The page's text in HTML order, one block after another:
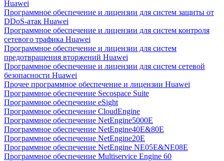
Huawei
Программное обеспечение и лицензии для систем защиты от
DDoS-атак Huawei
Программное обеспечение и лицензии для систем контроля
сетевого трафика Huawei
Программное обеспечение и лицензии для систем
предотвращения вторжений Huawei
Программное обеспечение и лицензии для систем сетевой
безопасности Huawei
Прочее программное обеспечение и лицензии Huawei
Программное обеспечение Secospace Suite
Программное обеспечение eSight
Программное обеспечение CloudEngine
Программное обеспечение NetEngine5000E
Программное обеспечение NetEngine40E&80E
Программное обеспечение NetEngine20E
Программное обеспечение NetEngine NE05E&NE08E
Программное обеспечение Multiservice Engine 60